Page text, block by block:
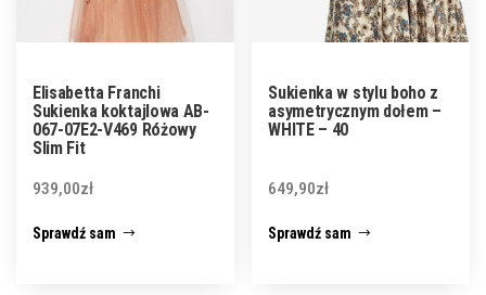
Elisabetta Franchi
Sukienka koktajlowa AB-
067-07E2-V469 Różowy
Slim Fit
939,00zł
Sprawdź sam
Sukienka w stylu boho z
asymetrycznym dołem –
WHITE – 40
649,90zł
Sprawdź sam